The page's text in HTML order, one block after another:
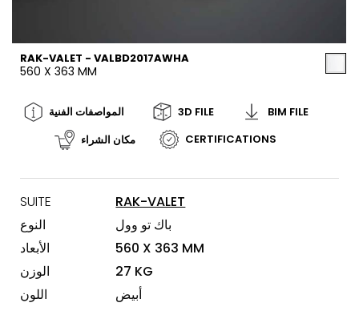
RAK-VALET - VALBD2017AWHA
560 X 363 MM
المواصفات الفنية 3D FILE
BIM FILE
مكان الشراء
CERTIFICATIONS
SUITE
RAK-VALET
النوع
باك تو وول
الأبعاد
560 X 363 MM
الوزن
27 KG
اللون
أبيض